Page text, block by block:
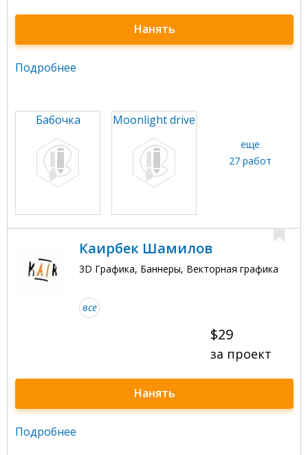
Нанять
Подробнее
Бабочка Moonlight drive
еще
27 работ
Каирбек Шамилов
3D Графика, Баннеры, Векторная графика
все
$29
за проект
Нанять
Подробнее